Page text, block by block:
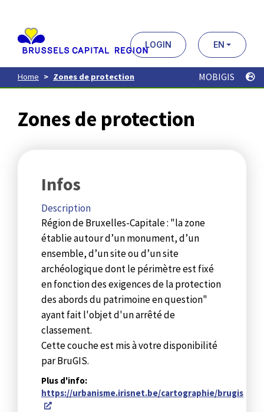
contenu
principal
LOGIN EN
Home Zones de protection MOBIGIS
Zones de protection
Infos
Description
Région de Bruxelles-Capitale : "la zone
établie autour d’un monument, d’un
ensemble, d’un site ou d’un site
archéologique dont le périmètre est fixé
en fonction des exigences de la protection
des abords du patrimoine en question"
ayant fait l'objet d'un arrêté de
classement.
Cette couche est mis à votre disponibilité
par BruGIS.
Plus d'info:
https://urbanisme.irisnet.be/cartographie/brugis